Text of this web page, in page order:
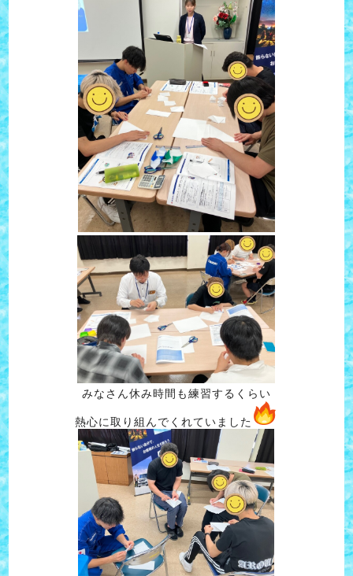
みなさん休み時間も練習するくらい
熱心に取り組んでくれていました